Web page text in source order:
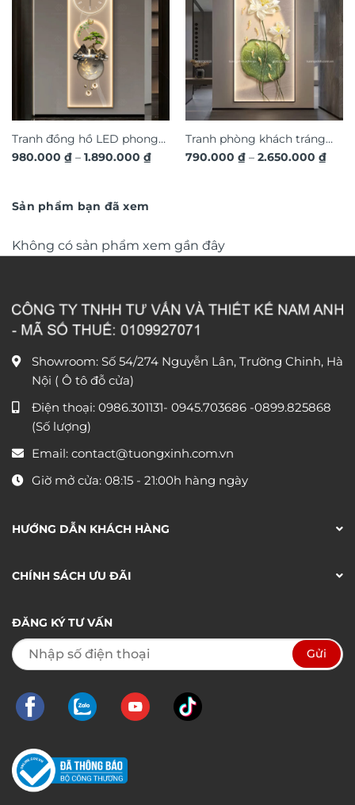
Tranh đồng hồ LED phong
cảnh 3D nghệ thuật DG365
980.000 ₫ – 1.890.000 ₫Khoảng
Tranh phòng khách tráng
gương đèn LED đính đá pha
790.000 ₫ – 2.650.000 ₫
Sản phẩm bạn đã xem
Không có sản phẩm xem gần đây
Showroom: Số 54/274 Nguyễn Lân, Trường Chinh, Hà
Nội ( Ô tô đỗ cửa)
Điện thoại: 0986.301131- 0945.703686 -0899.825868
(Số lượng)
Email: contact@tuongxinh.com.vn
Giờ mở cửa: 08:15 - 21:00h hàng ngày
HƯỚNG DẪN KHÁCH HÀNG
CHÍNH SÁCH ƯU ĐÃI
ĐĂNG KÝ TƯ VẤN